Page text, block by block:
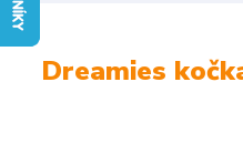
Dreamies